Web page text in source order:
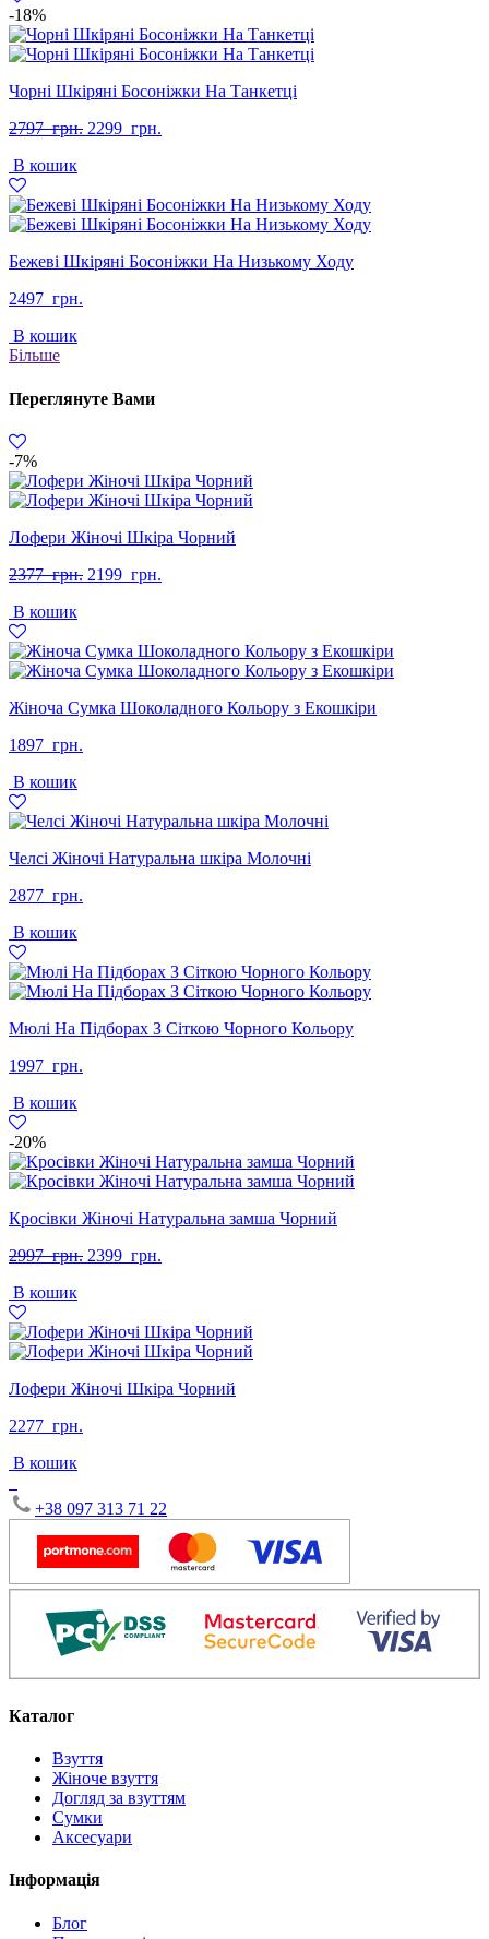
-18%
Чорні Шкіряні Босоніжки На Танкетці
2797 грн. Оригінальна
2299 грн.
В кошик
Бежеві Шкіряні Босоніжки На Низькому Ходу
2497 грн.
В кошик
Більше
Переглянуте Вами
-7%
Лофери Жіночі Шкіра Чорний
2377 грн. Оригінальна
2199 грн.
В кошик
Жіноча Сумка Шоколадного Кольору з Екошкіри
1897 грн.
В кошик
Челсі Жіночі Натуральна шкіра Молочні
2877 грн.
В кошик
Мюлі На Підборах З Сіткою Чорного Кольору
1997 грн.
В кошик
-20%
Кросівки Жіночі Натуральна замша Чорний
2997 грн. Оригінальна
2399 грн.
В кошик
Лофери Жіночі Шкіра Чорний
2277 грн.
В кошик
+38 097 313 71 22
Каталог
Взуття
Жіноче взуття
Догляд за взуттям
Сумки
Аксесуари
Інформація
Блог